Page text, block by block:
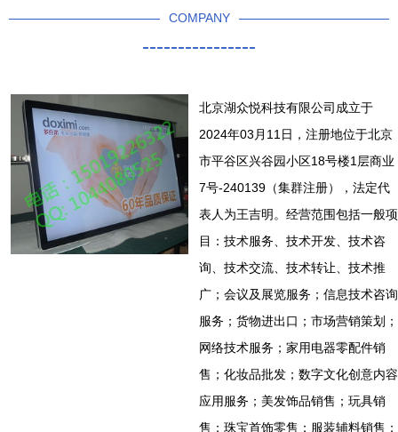
COMPANY
----------------
北京湖众悦科技有限公司成立于
2024年03月11日，注册地位于北京
市平谷区兴谷园小区18号楼1层商业
7号-240139（集群注册），法定代
表人为王吉明。经营范围包括一般项
目：技术服务、技术开发、技术咨
询、技术交流、技术转让、技术推
广；会议及展览服务；信息技术咨询
服务；货物进出口；市场营销策划；
网络技术服务；家用电器零配件销
售；化妆品批发；数字文化创意内容
应用服务；美发饰品销售；玩具销
售；珠宝首饰零售；服装辅料销售；